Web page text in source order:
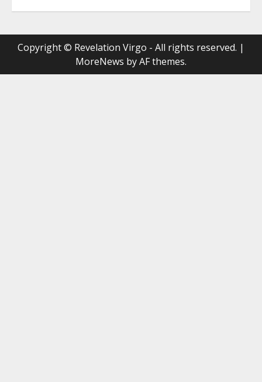
Copyright © Revelation Virgo - All rights reserved. |
MoreNews by AF themes.